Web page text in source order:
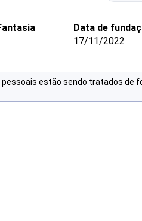
Data de
17/11/2022
pessoais estão sendo tratados de